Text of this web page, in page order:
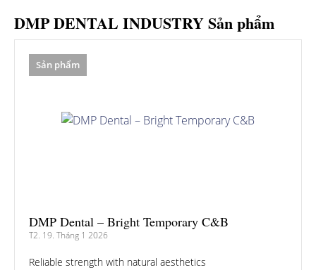
DMP DENTAL INDUSTRY Sản phẩm
Sản phẩm
DMP Dental – Bright Temporary C&B
T2. 19. Tháng 1 2026
Reliable strength with natural aesthetics